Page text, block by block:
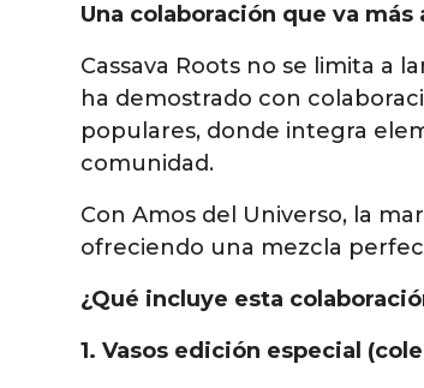
Una colaboración que va más
Cassava Roots no se limita a
ha demostrado con
populares, donde integra
comunidad.
Con Amos del Universo, la
ofreciendo una mezcla
¿Qué incluye esta
1. Vasos edición especial